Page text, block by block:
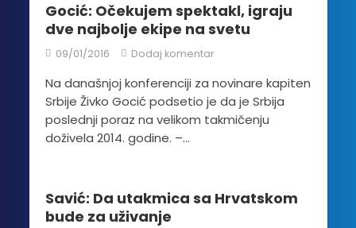
Gocić: Očekujem spektakl, igraju
dve najbolje ekipe na svetu
09/01/2016 Dodaj komentar
Na današnjoj konferenciji za novinare kapiten
Srbije Živko Gocić podsetio je da je Srbija
poslednji poraz na velikom takmičenju
doživela 2014. godine. –...
Savić: Da utakmica sa Hrvatskom
bude za uživanje